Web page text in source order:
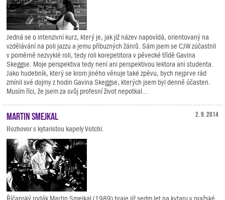
Jedná se o intenzivní kurz, který je, jak již název napovídá, orientovaný na
vzdělávání na poli jazzu a jemu příbuzných žánrů. Sám jsem se CJW zúčastnil
v poměrně nezvyklé roli, tedy roli korepetitora v pěvecké třídě Gavina
Skeggse. Moje perspektiva tedy není ani perspektivou lektora ani studenta.
Jako hudebník, který se krom jiného věnuje také zpěvu, bych nejprve rád
zmínil své dojmy z hodin Gavina Skeggse, kterých jsem byl denně účasten.
Musím říci, že jsem za svůj profesní život nepotkal...
2. 9. 2014
Martin Smejkal
Rozhovor s kytaristou kapely Votchi.